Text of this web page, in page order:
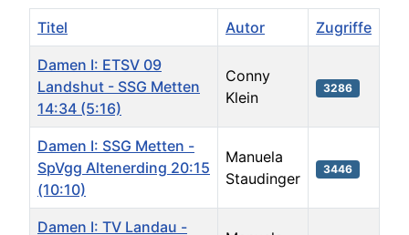
Titel Autor Zugriffe
Damen I: ETSV 09
Landshut - SSG Metten
14:34 (5:16)
Conny
Klein
3286
Damen I: SSG Metten -
SpVgg Altenerding 20:15
(10:10)
Manuela
Staudinger
3446
Damen I: TV Landau -